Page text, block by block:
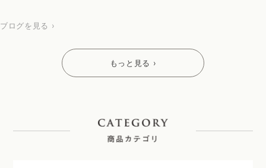
ブログを見る ›
もっと見る ›